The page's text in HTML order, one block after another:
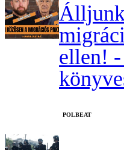
ellen! -
‎POLBEAT